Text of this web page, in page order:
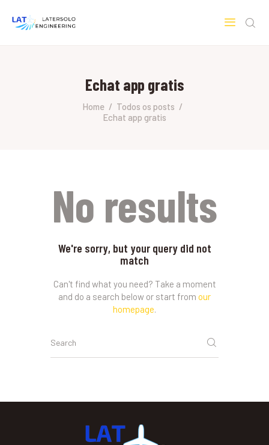
Echat app gratis
Home
Todos os posts
Echat app gratis
SOBRE A LATERSOLO
ENGINEERING
No results
We're sorry, but your query did not
match
Can't find what you need? Take a moment
and do a search below or start from our
homepage.